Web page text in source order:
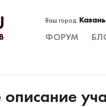
Ваш город: Казань
ФОРУМ